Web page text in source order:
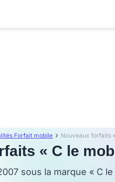
Forfait mobile Nouveaux forfaits
« C le
sous la marque « C